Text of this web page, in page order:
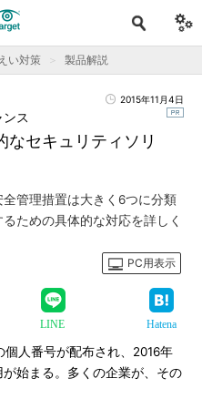
い対策 製品解説
2015年11月4日
なセキュリティソリ
ス
管理措置は大きく6つに分類
ための具体的な対応を詳しく
PC用表示
LINE Hatena
人番号が配布され、2016年
始まる。多くの企業が、その